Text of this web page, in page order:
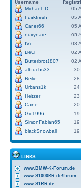
Username
Michael_D
05
Funkfresh
05
Caner66
05
nuttynate
05
IVi
03
DeCi
02
Butterbrot1807
02
albfuchs33
30
Reilie
28
Urbans1k
24
Heitzer
23
Caine
20
Gio1996
19
SimonFabian65
19
blackSnowball
19
LINKS
www.BMW-K-Forum.de
www.S1000RR.de/forum
www.S1RR.de